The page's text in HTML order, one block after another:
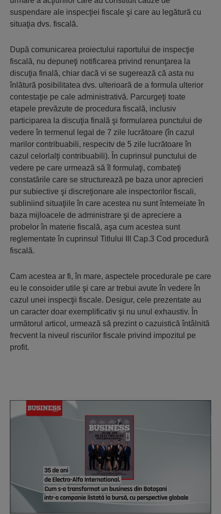
suspendare ale inspecţiei fiscale şi care au legătură cu
situaţia dvs. fiscală.
După comunicarea proiectului raportului de inspecţie
fiscală, nu depuneţi notificarea privind renunţarea la
discuţia finală, chiar dacă vi se sugerează că asta nu
înlătură posibilitatea dvs. ulterioară de a formula ulterior
contestaţie pe cale administrativă. Parcurgeţi toate
etapele prevăzute de procedura fiscală, inclusiv
participarea la discuţia finală şi formularea punctului de
vedere în termenul legal de 7 zile lucrătoare (în cazul
marilor contribuabili, respecitv de 5 zile lucrătoare în
cazul celorlalţi contribuabili). În cuprinsul punctului de
vedere pe care urmează să îl formulaţi, combateţi
constatările care se structurează pe baza unor aprecieri
pur subiective şi discreţionare ale inspectorilor fiscali,
subliniind situaţiile în care acestea nu sunt întemeiate în
baza mijloacele de administrare şi de apreciere a
probelor în materie fiscală, aşa cum acestea sunt
reglementate în cuprinsul Titlului III Cap.3 Cod procedură
fiscală.
Cam acestea ar fi, în mare, aspectele procedurale pe care
eu le consoider utile şi care ar trebui avute în vedere în
cazul unei inspecţii fiscale. Desigur, cele prezentate au
un caracter doar exemplificativ şi nu unul exhaustiv. În
următorul articol, urmează să prezint o cazuistică întâlnită
frecvent la niveul riscurilor fiscale privind impozitul pe
profit.